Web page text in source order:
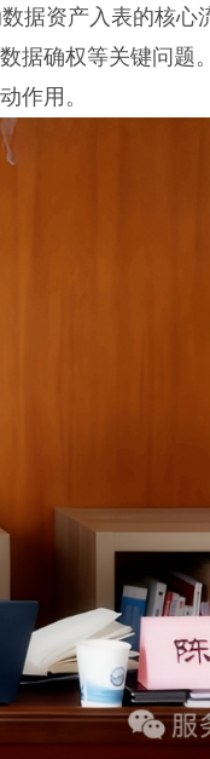
据资产入表的核心
据确权等关键问题
作用。